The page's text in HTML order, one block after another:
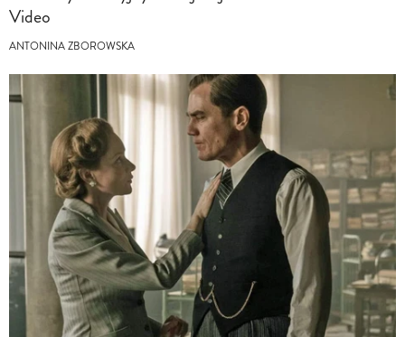
Video
ANTONINA ZBOROWSKA